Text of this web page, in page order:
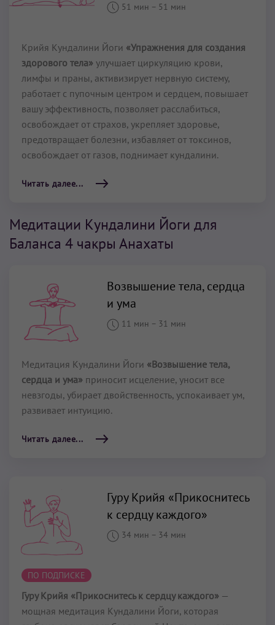
51 мин – 51 мин
Крийя Кундалини Йоги «Упражнения для создания
здорового тела» улучшает циркуляцию крови,
лимфы и праны, активизирует нервную систему,
работает с пупочным центром и сердцем, повышает
вашу эффективность, позволяет расслабиться,
освобождает от страхов, укрепляет здоровье,
предотвращает болезни, избавляет от токсинов,
освобождает от газов, поднимает кундалини.
Читать далее...
Медитации Кундалини Йоги для
Баланса 4 чакры Анахаты
Возвышение тела, сердца
и ума
11 мин – 31 мин
Медитация Кундалини Йоги «Возвышение тела,
сердца и ума» приносит исцеление, уносит все
невзгоды, убирает двойственность, успокаивает ум,
развивает интуицию.
Читать далее...
Гуру Крийя «Прикоснитесь
к сердцу каждого»
34 мин – 34 мин
ПО ПОДПИСКЕ
Гуру Крийя «Прикоснитесь к сердцу каждого» —
мощная медитация Кундалини Йоги, которая